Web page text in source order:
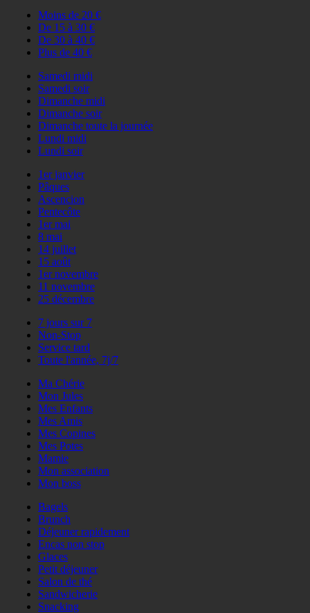
Moins de 20 €
De 15 à 30 €
De 30 à 40 €
Plus de 40 €
Samedi midi
Samedi soir
Dimanche midi
Dimanche soir
Dimanche toute la journée
Lundi midi
Lundi soir
1er janvier
Pâques
Ascencion
Pentecôte
1er mai
8 mai
14 juillet
15 août
1er novembre
11 novembre
25 décembre
7 jours sur 7
Non-Stop
Service tard
Toute l'année, 7j/7
Ma Chérie
Mon Jules
Mes Enfants
Mes Amis
Mes Copines
Mes Potes
Mamie
Mon association
Mon boss
Bagels
Brunch
Déjeuner rapidement
Encas non stop
Glaces
Petit déjeuner
Salon de thé
Sandwicherie
Snacking